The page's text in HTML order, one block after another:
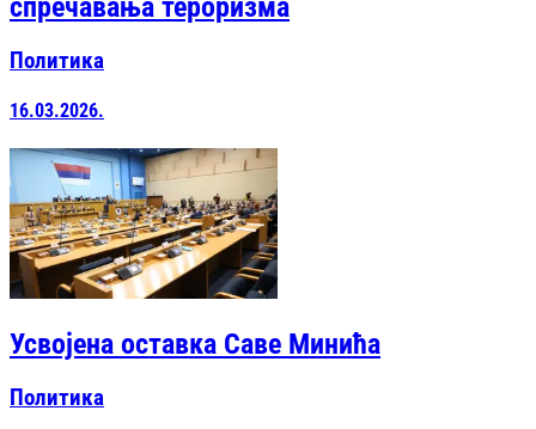
спречавања тероризма
Политика
16.03.2026.
Усвојена оставка Саве Минића
Политика